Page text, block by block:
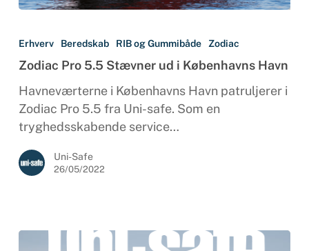
Stævner
ud
i
Københavns
Erhverv Beredskab RIB og Gummibåde Zodiac
Zodiac Pro 5.5 Stævner ud i Københavns Havn
Havneværterne i Københavns Havn patruljerer i
Zodiac Pro 5.5 fra Uni-safe. Som en
tryghedsskabende service…
Uni-Safe
26/05/2022